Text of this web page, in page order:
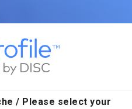
/ Please select your